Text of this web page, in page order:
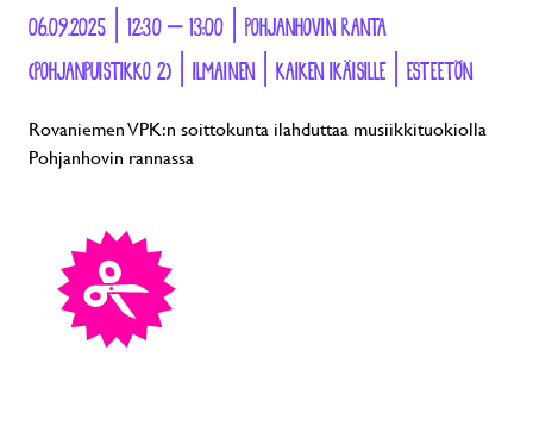
06.09.2025 | 12:30 – 13:00 | POHJANHOVIN RANTA
(POHJANPUISTIKKO 2) | ILMAINEN | KAIKEN IKÄISILLE | ESTEETÖN
Rovaniemen VPK:n soittokunta ilahduttaa musiikkituokiolla
Pohjanhovin rannassa